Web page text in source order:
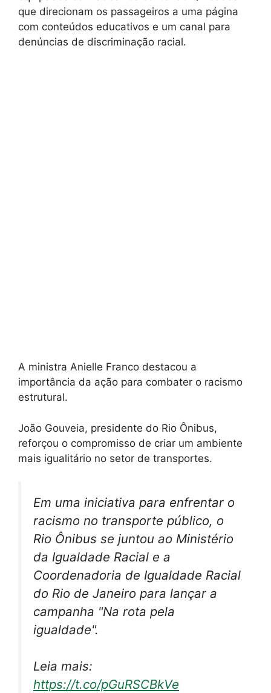
que direcionam os passageiros a uma página
com conteúdos educativos e um canal para
denúncias de discriminação racial.
A ministra Anielle Franco destacou a
importância da ação para combater o racismo
estrutural.
João Gouveia, presidente do Rio Ônibus,
reforçou o compromisso de criar um ambiente
mais igualitário no setor de transportes.
Em uma iniciativa para enfrentar o
racismo no transporte público, o
Rio Ônibus se juntou ao Ministério
da Igualdade Racial e a
Coordenadoria de Igualdade Racial
do Rio de Janeiro para lançar a
campanha "Na rota pela
igualdade".
Leia mais:
https://t.co/pGuRSCBkVe